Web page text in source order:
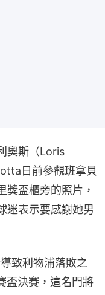
奧斯（Loris
日前參觀班拿貝
獎盃櫃旁的照片，
迷表示要感謝她男
致利物浦落敗之
盃決賽，這名門將